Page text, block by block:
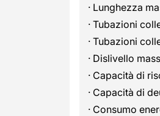
· Lunghezza
· Tubazioni
· Tubazioni
· Dislivello
· Capacità di
· Capacità di
· Consumo